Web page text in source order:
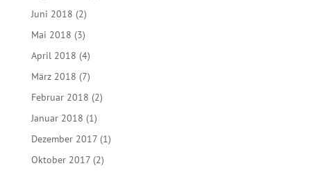
Juni 2018 (2)
Mai 2018 (3)
April 2018 (4)
März 2018 (7)
Februar 2018 (2)
Januar 2018 (1)
Dezember 2017(1)
Oktober 2017(2)